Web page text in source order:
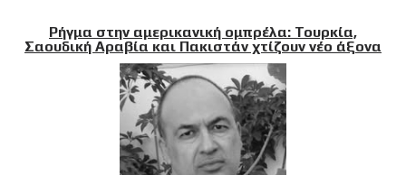
Ρήγμα στην αμερικανική ομπρέλα: Τουρκία,
Σαουδική Αραβία και Πακιστάν χτίζουν νέο άξονα